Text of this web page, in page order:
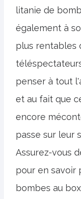
litanie de
également à
plus rentables
penser à tout
et au fait que
encore
passe sur leur
Assurez-vous
pour en savoir
bombes au